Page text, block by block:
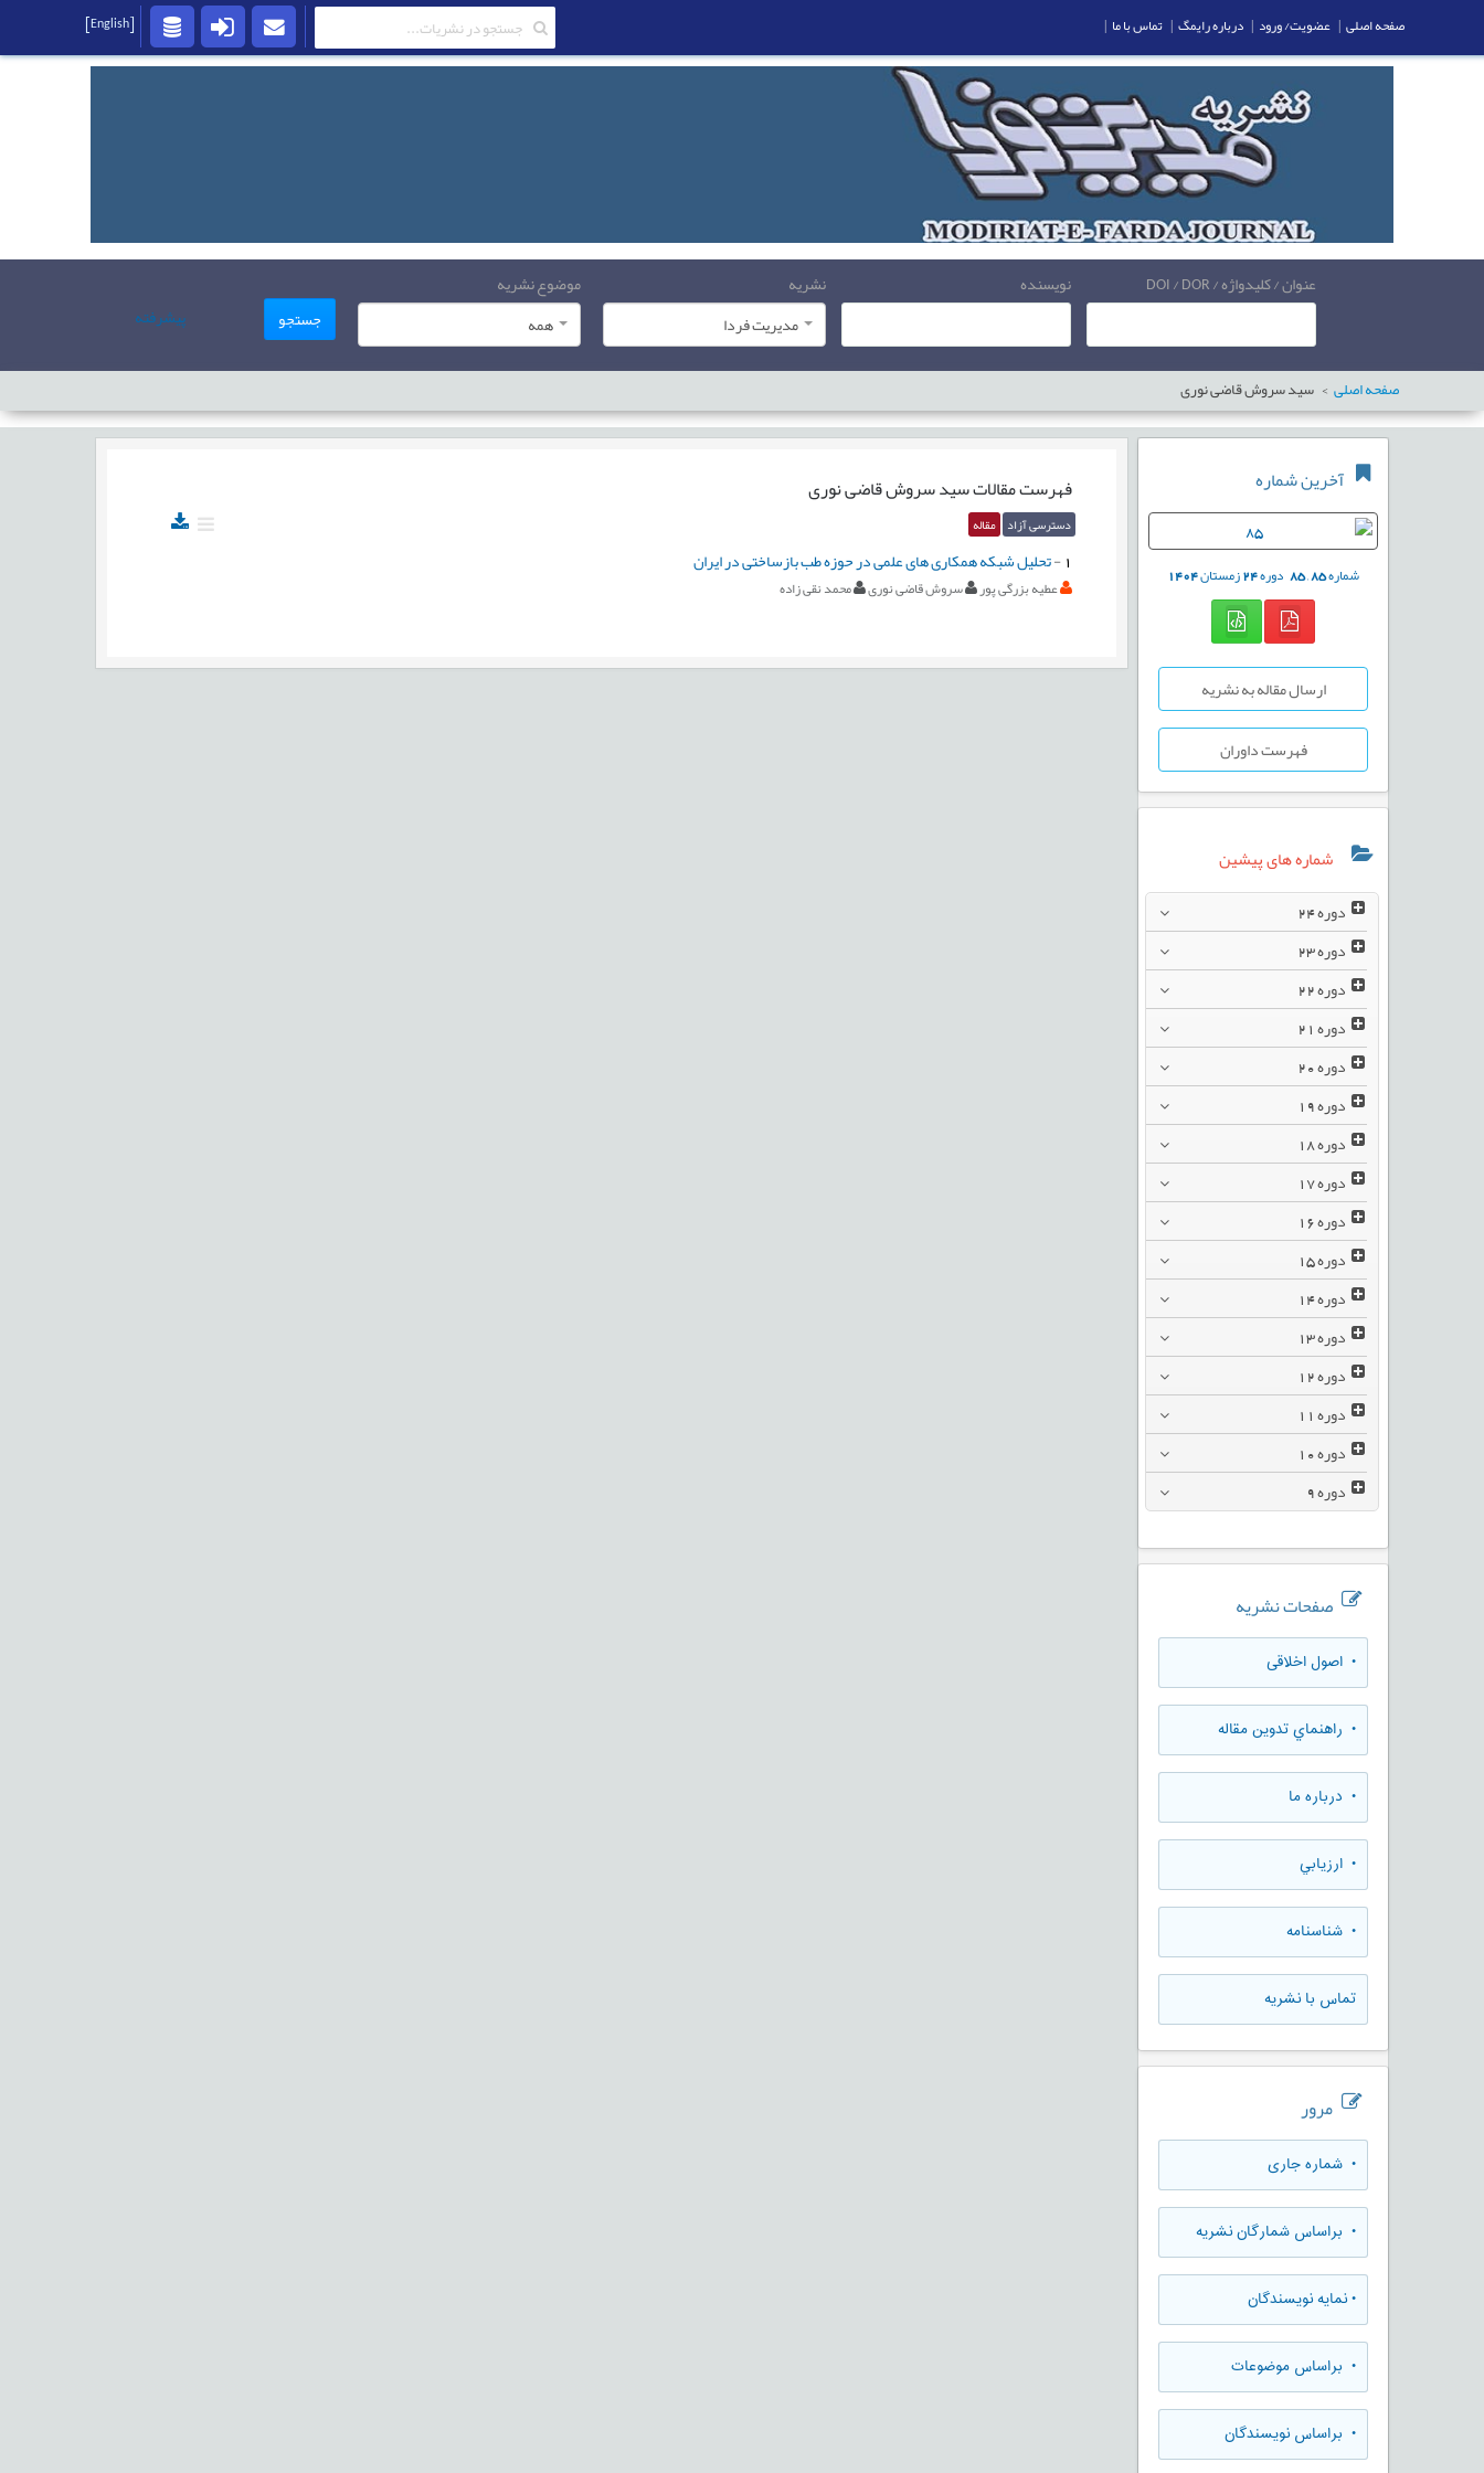
عنوان / کلیدواژه / DOI / DOR نویسنده
نشریه
مدیریت فردا
موضوع نشریه
همه
جستجو پیشرفته
صفحه اصلی سید سروش قاضی نوری
آخرین شماره
شماره85
,
85 دوره24زمستان1404
ارسال مقاله به نشریه
فهرست داوران
شماره های پیشین
دوره
دوره
دوره
دوره
دوره
دوره
دوره
دوره
دوره
دوره
دوره
دوره
دوره
دوره
دوره
دوره
صفحات نشریه
• اصول اخلاقی
• راهنماي تدوين مقاله
• درباره ما
• ارزيابي
• شناسنامه
تماس با نشریه
مرور
• شماره جاری
• براساس شمارگان نشریه
•نمایه نویسندگان
• براساس موضوعات
• براساس نویسندگان
فهرست مقالاتسید سروش قاضی نوری
دسترسی آزاد مقاله
1
-تحلیل شبکه همکاری های علمی در حوزه طب بازساختی در ایران
عطیه بزرگی پور سروش قاضی نوری محمد نقی زاده
صفحه اصلی | عضویت/ ورود | درباره رایمگ | تماس با ما |
[English]